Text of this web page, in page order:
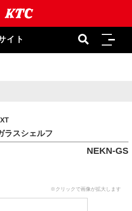
イト
ラスシェルフ
NEKN-GS
※クリックで画像が拡大します